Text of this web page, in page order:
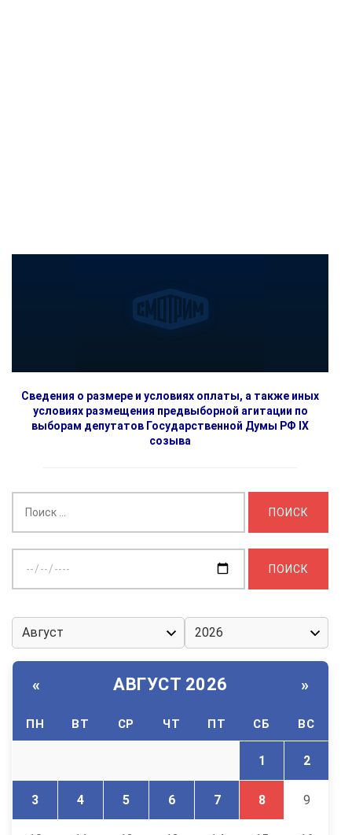
Сведения о размере и условиях оплаты, а также иных
условиях размещения предвыборной агитации по
выборам депутатов Государственной Думы РФ IX
созыва
дату:
« АВГУСТ 2026 »
ПН ВТ СР ЧТ ПТ СБ ВС
1 2
3 4 5 6 7 8 9